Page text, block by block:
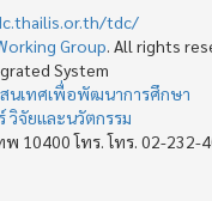
tdc/
Group. All rights
System
สนเทศเพื่อพัฒนาการศึกษา
วิจัยและนวัตกรรม
10400 โทร. โทร. 02-232-